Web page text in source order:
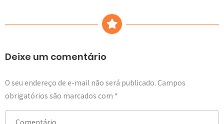
Deixe um comentário
O seu endereço de e-mail não será publicado. Campos
obrigatórios são marcados com *